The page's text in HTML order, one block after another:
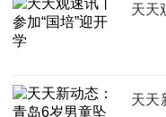
天天
天天